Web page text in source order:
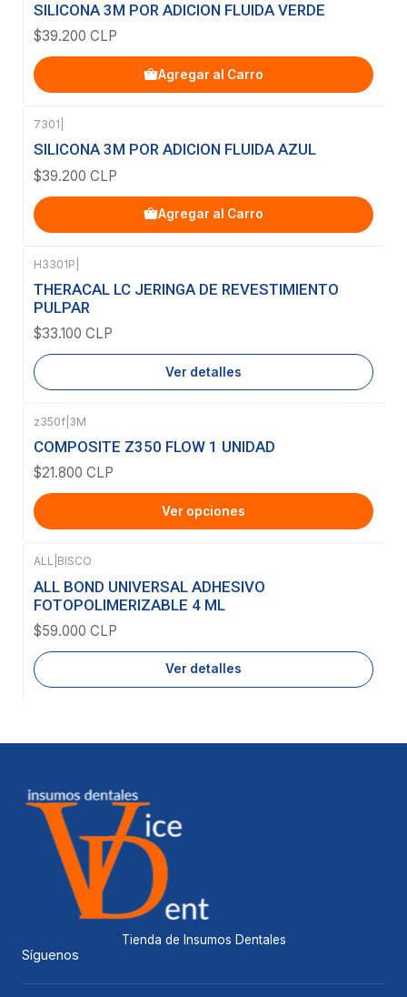
SILICONA 3M POR ADICION FLUIDA VERDE
$39.200 CLP
Agregar al Carro
7301
SILICONA 3M POR ADICION FLUIDA AZUL
$39.200 CLP
Agregar al Carro
Agotado
H3301P
THERACAL LC JERINGA DE REVESTIMIENTO
PULPAR
$33.100 CLP
Ver detalles
z350f 3M
COMPOSITE Z350 FLOW 1 UNIDAD
$21.800 CLP
Ver opciones
Agotado
ALL BISCO
ALL BOND UNIVERSAL ADHESIVO
FOTOPOLIMERIZABLE 4 ML
$59.000 CLP
Ver detalles
Tienda de Insumos Dentales
Síguenos